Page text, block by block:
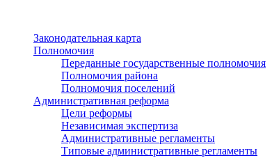
Законодательная карта
Полномочия
Переданные государственные полномочия
Полномочия района
Полномочия поселений
Административная реформа
Цели реформы
Независимая экспертиза
Административные регламенты
Типовые административные регламенты